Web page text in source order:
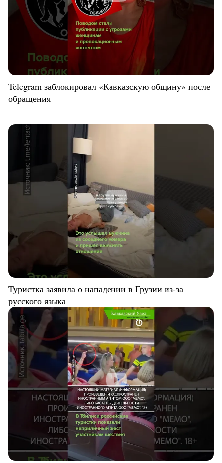
Telegram заблокировал «Кавказскую общину» после
обращения
Туристка заявила о нападении в Грузии из-за
русского языка